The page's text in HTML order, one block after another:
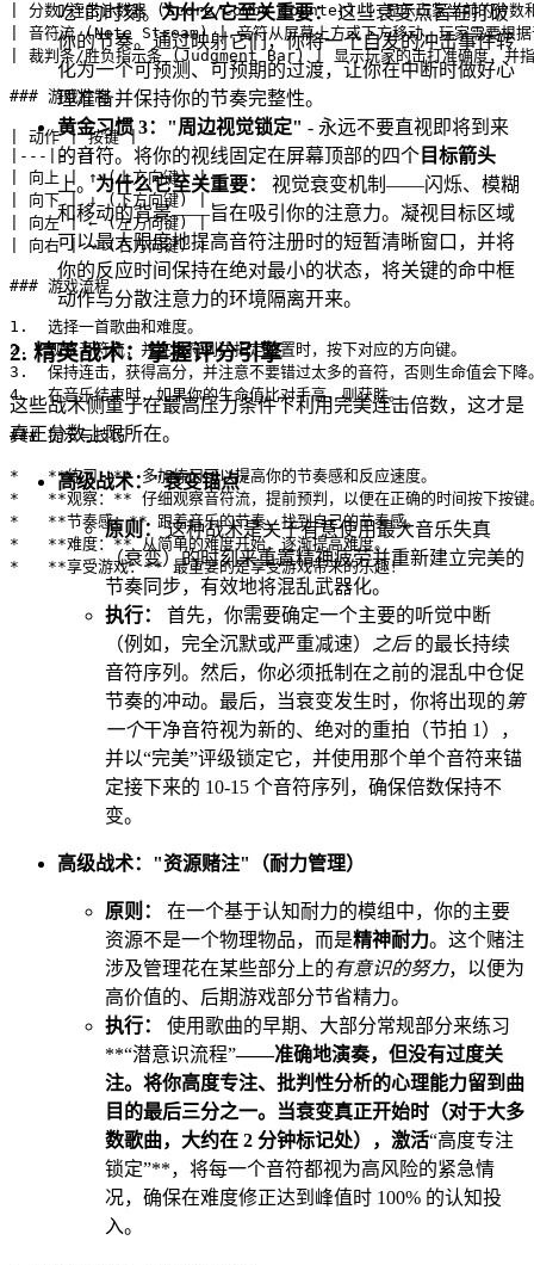
| 分数/连击计数器 (Score/Combo Counter) | 显示玩家当前的分数
| 音符流 (Note Stream) | 音符从屏幕上方或下方移动，玩家需要根据
| 裁判条/胜负指示条 (Judgment Bar) | 显示玩家的击打准确度，并
### 游戏控制
| 动作 | 按键 |
|---|---|
| 向上 | ↑ (上方向键) |
| 向下 | ↓ (下方向键) |
| 向左 | ← (左方向键) |
| 向右 | → (右方向键) |
### 游戏流程
1.  选择一首歌曲和难度。
2.  观察音符流，并在音符到达指定位置时，按下对应的方向键。
3.  保持连击，获得高分，并注意不要错过太多的音符，否则生命值会下降
4.  在音乐结束时，如果你的生命值比对手高，则获胜。
### 提示与技巧
*   **练习：** 多加练习可以提高你的节奏感和反应速度。
*   **观察：** 仔细观察音符流，提前预判，以便在正确的时间按下按键
*   **节奏感：** 跟着音乐的节奏，找到自己的节奏感。
*   **难度：** 从简单的难度开始，逐渐提高难度。
吃”的时刻。为什么它至关重要：这些衰变点旨在打破
你的节奏。通过映射它们，你将一个自发的冲击事件转
化为一个可预测、可预期的过渡，让你在中断时做好心
理准备并保持你的节奏完整性。
黄金习惯 3："周边视觉锁定" - 永远不要直视即将到来
的音符。将你的视线固定在屏幕顶部的四个 目标箭头
上。为什么它至关重要：
视觉衰变机制——闪烁、模糊
和移动的背景——旨在吸引你的注意力。凝视目标区域
可以最大限度地提高音符注册时的短暂清晰窗口，并将
你的反应时间保持在绝对最小的状态，将关键的命中框
动作与分散注意力的环境隔离开来。
2. 精英战术：掌握评分引擎
这些战术侧重于在最高压力条件下利用完美连击倍数，这才是
真正分数上限所在。
高级战术："衰变锚点"
原则：这种战术是关于有意使用最大音乐失真
（衰变）的时刻来重置精神疲劳并重新建立完美的
节奏同步，有效地将混乱武器化。
执行：
首先，你需要确定一个主要的听觉中断
（例如，完全沉默或严重减速）
之后的最长持续
音符序列。然后，你必须抵制在之前的混乱中仓促
节奏的冲动。最后，当衰变发生时，你将出现的 第
一个干净音符视为新的、绝对的重拍（节拍 1），
并以“完美”评级锁定它，并使用那个单个音符来锚
定接下来的 10-15 个音符序列，确保倍数保持不
变。
高级战术："资源赌注"（耐力管理）
原则：
在一个基于认知耐力的模组中，你的主要
资源不是一个物理物品，而是精神耐力。这个赌注
涉及管理花在某些部分上的有意识的努力，以便为
高价值的、后期游戏部分节省精力。
执行：
使用歌曲的早期、大部分常规部分来练习
**“潜意识流程”——准确地演奏，但没有过度关
注。将你高度专注、批判性分析的心理能力留到曲
目的最后三分之一。当衰变真正开始时（对于大多
数歌曲，大约在 2 分钟标记处），激活“高度专注
锁定”**，将每一个音符都视为高风险的紧急情
况，确保在难度修正达到峰值时 100% 的认知投
入。